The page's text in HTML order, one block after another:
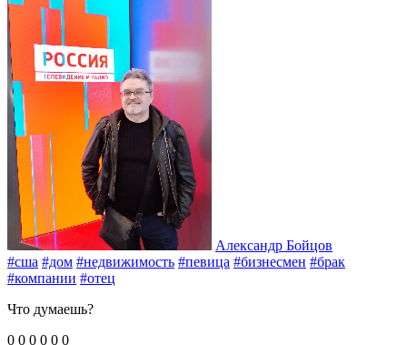
Александр Бойцов
#сша #дом #недвижимость #певица #бизнесмен #брак
#компании #отец
Что думаешь?
0 0 0 0 0 0